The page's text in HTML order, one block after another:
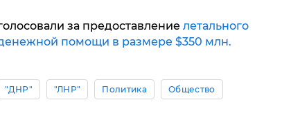
за предоставление летального
помощи в размере $350 млн.
"ДНР" "ЛНР" Политика Общество